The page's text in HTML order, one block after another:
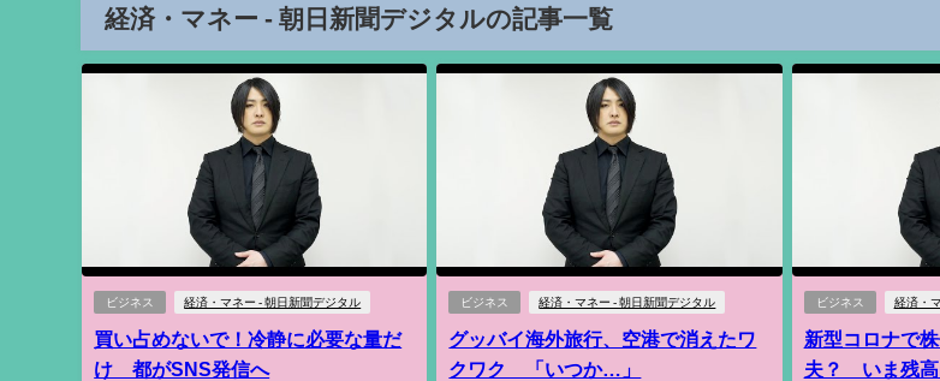
経済・マネー - 朝日新聞デジタルの記事一覧
ビジネス 経済・マネー - 朝日新聞デジタル
買い占めないで！冷静に必要な量だ
け 都がSNS発信へ
ビジネス 経済・マネー - 朝日新聞デジタル
グッバイ海外旅行、空港で消えたワ
クワク 「いつか…」
ビジネス 経済・
新型コロナで
夫？ いま残